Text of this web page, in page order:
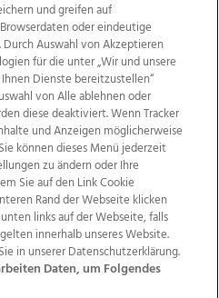
Kontakt
Jobs
AGB Anzeigekunden
Politische Werbung
und greifen auf
oder eindeutige
Auswahl von Akzeptieren
für die unter „Wir und unsere
Dienste bereitzustellen“
von Alle ablehnen oder
diese deaktiviert. Wenn Tracker
und Anzeigen möglicherweise
können dieses Menü jederzeit
zu ändern oder Ihre
Sie auf den Link Cookie
Rand der Webseite klicken
links auf der Webseite, falls
innerhalb unseres Website.
in unserer Datenschutzerklärung.
Daten, um Folgendes